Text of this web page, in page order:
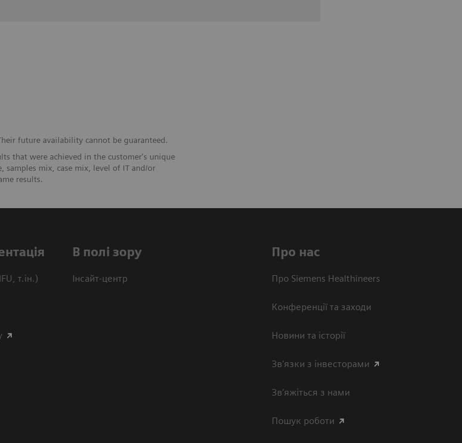
future availability cannot be guaranteed.
that were achieved in the customer's unique
samples mix, case mix, level of IT and/or
results.
т.ін.)
В полі зору
Інсайт-центр
Про нас
Про Siemens Healthineers
Конференції та заходи
Новини та історії
Зв'язки з інвесторами
Зв’яжіться з нами
Пошук роботи